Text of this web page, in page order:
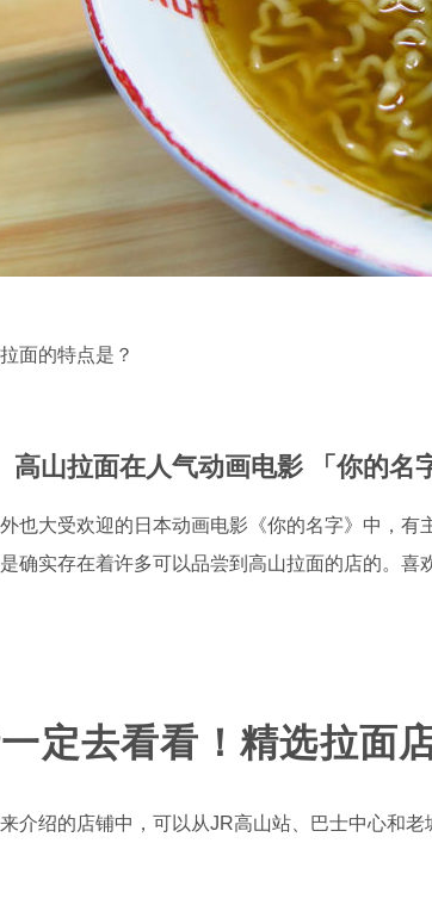
面的特点是？
高山拉面在人气动画电影 「你的名
也大受欢迎的日本动画电影《你的名字》中，有
确实存在着许多可以品尝到高山拉面的店的。喜
定去看看！精选拉面
介绍的店铺中，可以从JR高山站、巴士中心和